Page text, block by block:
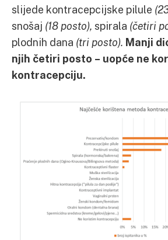
slijede kontracepcijske pilule
snošaj (18 posto), spirala (četiri
plodnih dana (tri posto). Manji
njih četiri posto – uopće ne
kontracepciju.